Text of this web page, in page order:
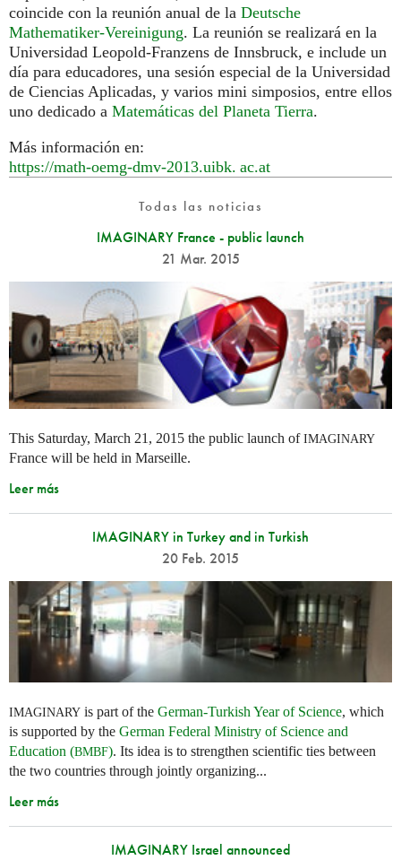
coincide con la reunión anual de la Deutsche
Mathematiker-Vereinigung. La reunión se realizará en la
Universidad Leopold-Franzens de Innsbruck, e include un
día para educadores, una sesión especial de la Universidad
de Ciencias Aplicadas, y varios mini simposios, entre ellos
uno dedicado a Matemáticas del Planeta Tierra.
Más información en:
https://math-oemg-dmv-2013.uibk. ac.at
Todas las noticias
IMAGINARY France - public launch
21 Mar. 2015
This Saturday, March 21, 2015 the public launch ofIMAGINARY
France will be held in Marseille.
Leer más
IMAGINARY in Turkey and in Turkish
20 Feb. 2015
IMAGINARY is part of the German-Turkish Year of Science, which
is supported by the German Federal Ministry of Science and
Education (BMBF). Its idea is to strengthen scientific ties between
the two countries through jointly organizing...
Leer más
IMAGINARY Israel announced